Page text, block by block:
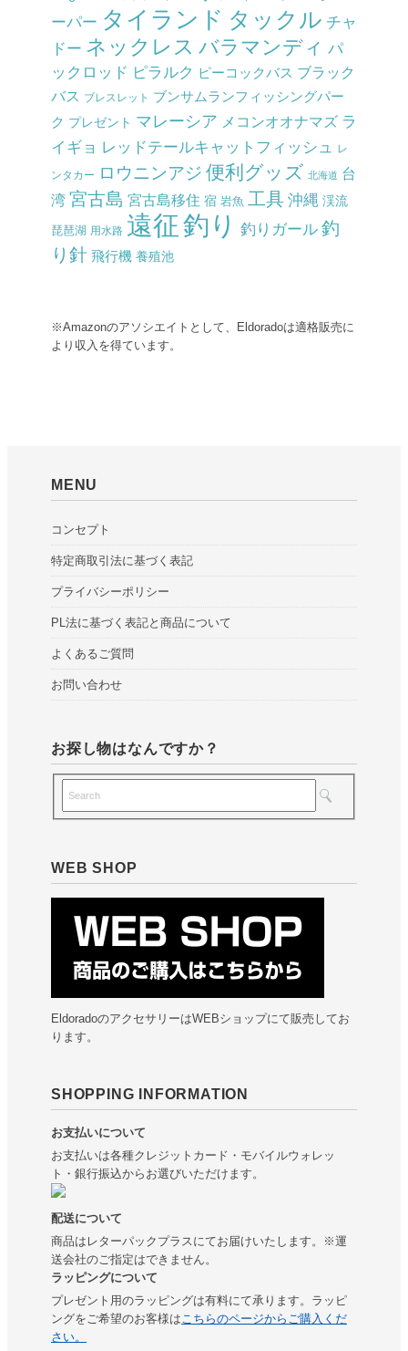
ーパー タイランド タックル チャ
ドー ネックレス バラマンディ パ
ックロッド ピラルク ピーコックバス ブラック
バス ブレスレット ブンサムランフィッシングパー
ク プレゼント マレーシア メコンオオナマズ ラ
イギョ レッドテールキャットフィッシュ レ
ンタカー ロウニンアジ 便利グッズ 北海道 台
湾 宮古島 宮古島移住 宿 岩魚 工具 沖縄 渓流
琵琶湖 用水路 遠征釣り 釣りガール 釣
り針 飛行機 養殖池
※Amazonのアソシエイトとして、Eldoradoは適格販売に
より収入を得ています。
MENU
コンセプト
特定商取引法に基づく表記
プライバシーポリシー
PL法に基づく表記と商品について
よくあるご質問
お問い合わせ
お探し物はなんですか？
WEB SHOP
EldoradoのアクセサリーはWEBショップにて販売してお
ります。
SHOPPING INFORMATION
お支払いについて
お支払いは各種クレジットカード・モバイルウォレッ
ト・銀行振込からお選びいただけます。
配送について
商品はレターパックプラスにてお届けいたします。※運
送会社のご指定はできません。
ラッピングについて
プレゼント用のラッピングは有料にて承ります。ラッピ
ングをご希望のお客様は こちらのページからご購入くだ
さい。